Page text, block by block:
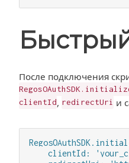
После подключения
clientId, redirectUri и
clientId: